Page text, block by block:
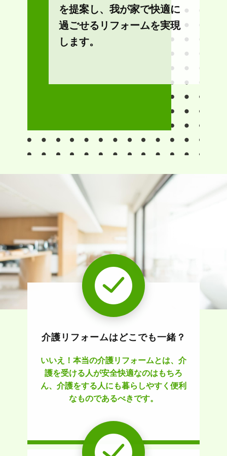
を提案し、我が家で快適に
過ごせるリフォームを実現
します。
介護リフォームはどこでも一緒？
いいえ！本当の介護リフォームとは、介
護を受ける人が安全快適なのはもちろ
ん、介護をする人にも暮らしやすく便利
なものであるべきです。